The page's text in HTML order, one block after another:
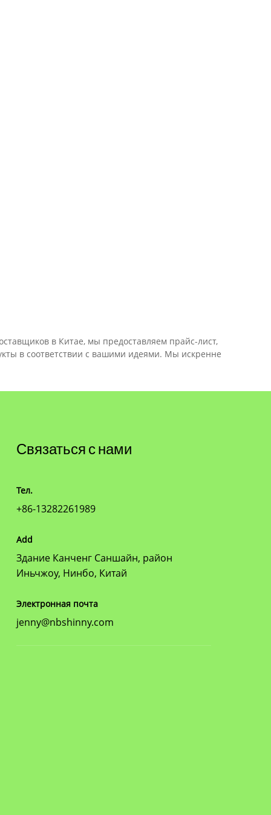
в Китае, мы предоставляем прайс-лист,
в соответствии с вашими идеями. Мы искренне
Связаться с нами
Тел.
+86-13282261989
Add
Здание Канченг Саншайн, район
Иньчжоу, Нинбо, Китай
Электронная почта
jenny@nbshinny.com